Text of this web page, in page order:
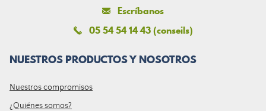
Escríbanos
05 54 54 14 43 (conseils)
NUESTROS PRODUCTOS Y NOSOTROS
Nuestros compromisos
¿Quiénes somos?